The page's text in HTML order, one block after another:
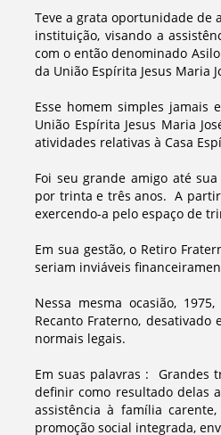
Teve a grata oportunidade de
instituição, visando a
com o então denominado
da União Espírita Jesus Maria
Esse homem simples jamais
União Espírita Jesus Maria
atividades relativas à Casa
Foi seu grande amigo até
por trinta e três anos. A partir
exercendo-a pelo espaço de
Em sua gestão, o Retiro
seriam inviáveis
Nessa mesma ocasião,
Recanto Fraterno,
normais legais.
Em suas palavras : Grandes
definir como resultado delas
assistência à família
promoção social integrada,